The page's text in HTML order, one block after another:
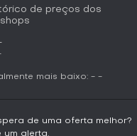
o conteúdo da
usuários e integrá-los
disponíveis e mantém
enriquecem cada
detalhes
de preços dos
mais baixo: - -
de uma oferta melhor?
um alerta.